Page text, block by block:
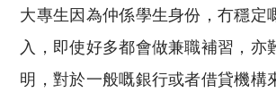
大專生因為仲係學生身份，冇穩定
入，即使好多都會做兼職補習，亦
明，對於一般嘅銀行或者借貸機構